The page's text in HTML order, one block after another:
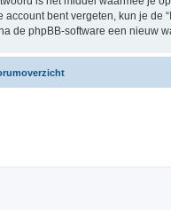
account bent vergeten, kun je de
de phpBB-software een nieuw